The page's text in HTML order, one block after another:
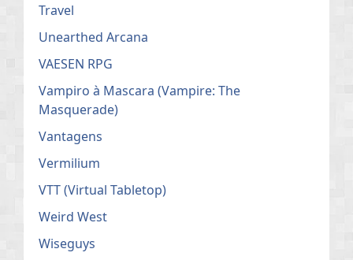
Travel
Unearthed Arcana
VAESEN RPG
Vampiro à Mascara (Vampire: The
Masquerade)
Vantagens
Vermilium
VTT (Virtual Tabletop)
Weird West
Wiseguys